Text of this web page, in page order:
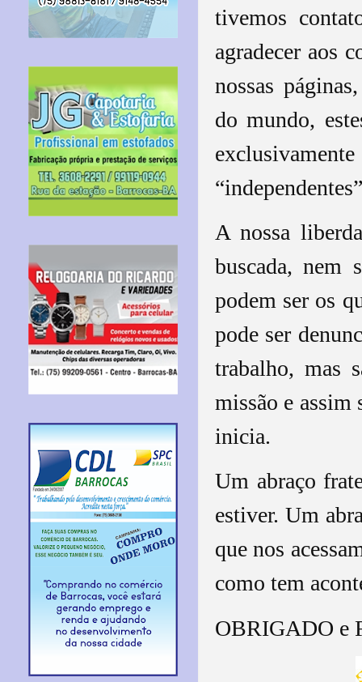
tivemos
agradecer aos
nossas
do mundo,
A nossa
buscada, nem
podem ser os
pode ser
trabalho, mas
missão e assim
inicia.
Um abraço
estiver. Um
que nos
como tem
OBRIGADO e